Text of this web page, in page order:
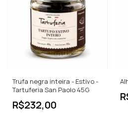
Trufa negra inteira - Estivo -
Tartuferia San Paolo 45G
R$232,00